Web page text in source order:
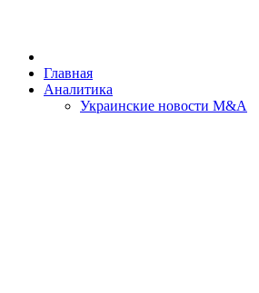
Главная
Аналитика
Украинские новости M&A